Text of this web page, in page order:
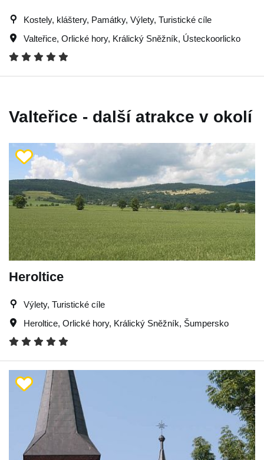
Kostely, kláštery, Památky, Výlety, Turistické cíle
Valteřice, Orlické hory, Králický Sněžník, Ústeckoorlicko
Valteřice - další atrakce v okolí
Heroltice
Výlety, Turistické cíle
Heroltice, Orlické hory, Králický Sněžník, Šumpersko